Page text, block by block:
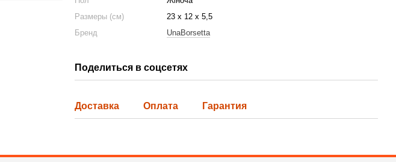
Размеры (см)
23 x 12 x 5,5
Бренд
UnaBorsetta
Поделиться в соцсетях
Доставка Оплата Гарантия